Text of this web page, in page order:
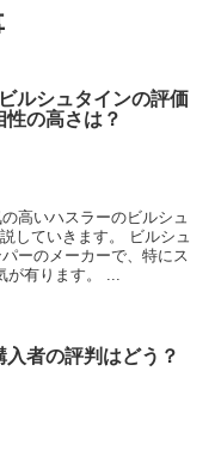
ルシュタインの評価
性の高さは？
高いハスラーのビルシュ
していきます。 ビルシュ
ーのメーカーで、特にス
が有ります。 ...
入者の評判はどう？